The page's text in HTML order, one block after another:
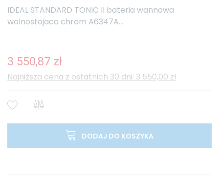
IDEAL STANDARD TONIC II bateria wannowa
wolnostojaca chrom A6347A...
3 550,87 zł
Najniższa cena z ostatnich 30 dni: 3 550,00 zł
DODAJ DO KOSZYKA